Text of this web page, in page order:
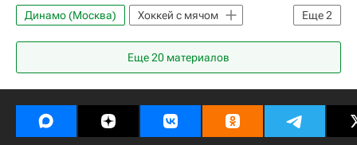
Еще2
Динамо (Москва)
Хоккей с мячом
Водник
СКА-Нефтяник
Еще20 материалов